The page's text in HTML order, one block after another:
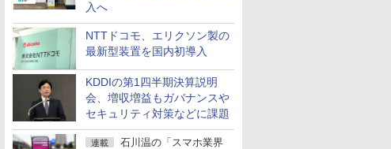
入へ
NTTドコモ、エリクソン製の
最新型装置を国内初導入
KDDIの第1四半期決算説明
会、増収増益もガバナンスや
セキュリティ対策などに課題
連載
石川温の「スマホ業界